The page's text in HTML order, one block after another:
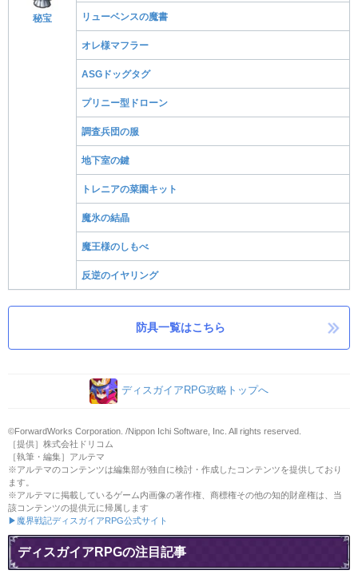
秘宝 リューベンスの魔書
オレ様マフラー
ASGドッグタグ
プリニー型ドローン
調査兵団の服
地下室の鍵
トレニアの菜園キット
魔氷の結晶
魔王様のしもべ
反逆のイヤリング
防具一覧はこちら
ディスガイアRPG攻略トップへ
©ForwardWorks Corporation. /Nippon Ichi Software, Inc. All rights reserved.
［提供］株式会社ドリコム
［執筆・編集］アルテマ
※アルテマのコンテンツは編集部が独自に検討・作成したコンテンツを提供しており
ます。
※アルテマに掲載しているゲーム内画像の著作権、商標権その他の知的財産権は、当
該コンテンツの提供元に帰属します
▶魔界戦記ディスガイアRPG公式サイト
ディスガイアRPGの注目記事